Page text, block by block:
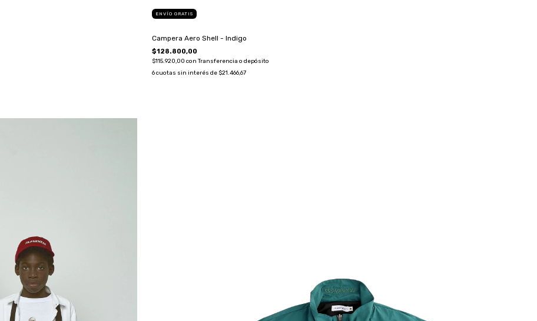
ENVÍO GRATIS
Campera Aero Shell - Indigo
$128.800,00
$115.920,00 con Transferencia o depósito
6 cuotas sin interés de $21.466,67